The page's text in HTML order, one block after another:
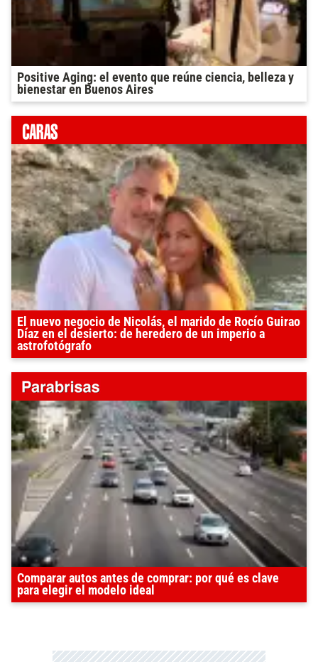
Positive Aging: el evento que reúne ciencia, belleza y
bienestar en Buenos Aires
El nuevo negocio de Nicolás, el marido de Rocío Guirao
Díaz en el desierto: de heredero de un imperio a
astrofotógrafo
Comparar autos antes de comprar: por qué es clave
para elegir el modelo ideal